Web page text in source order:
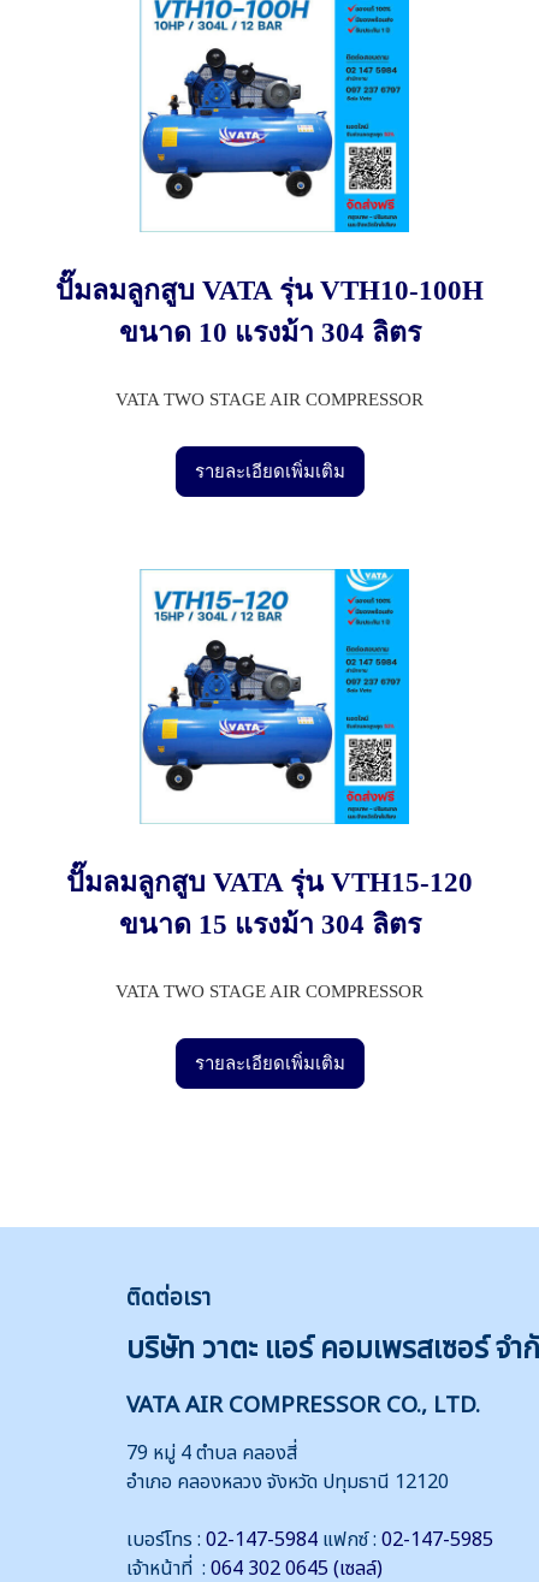
ปั๊มลมลูกสูบ VATA รุ่น VTH10-100H
ขนาด 10 แรงม้า 304 ลิตร
VATA TWO STAGE AIR COMPRESSOR
รายละเอียดเพิ่มเติม
ปั๊มลมลูกสูบ VATA รุ่น VTH15-120
ขนาด 15 แรงม้า 304 ลิตร
VATA TWO STAGE AIR COMPRESSOR
รายละเอียดเพิ่มเติม
ติดต่อเรา
บริษัท วาตะ แอร์ คอมเพรสเซอร์ จำ
VATA AIR COMPRESSOR CO., LTD.
79 หมู่ 4 ตำบล คลองสี่
อำเภอ คลองหลวง จังหวัด ปทุมธานี 12120
เบอร์โทร : 02-147-5984 แฟกซ์ : 02-147-5985
เจ้าหน้าที่ : 064 302 0645 (เซลล์)